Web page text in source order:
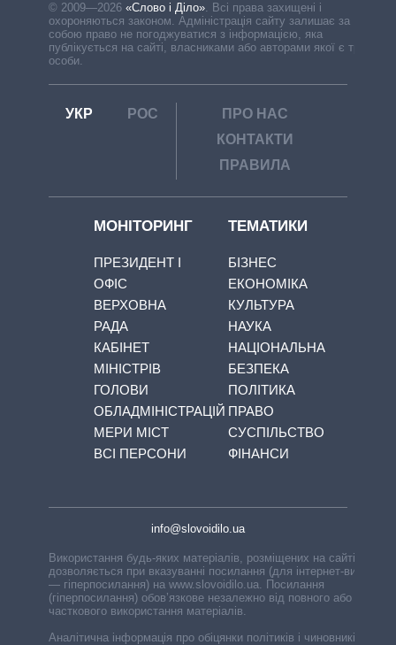
© 2009—2026 «Слово і Діло». Всі права захищені і
охороняються законом. Адміністрація сайту залишає за
собою право не погоджуватися з інформацією, яка
публікується на сайті, власниками або авторами якої є треті
особи.
УКР РОС
ПРО НАС
КОНТАКТИ
ПРАВИЛА
МОНІТОРИНГ
ПРЕЗИДЕНТ І
ОФІС
ВЕРХОВНА
РАДА
КАБІНЕТ
МІНІСТРІВ
ГОЛОВИ
ОБЛАДМІНІСТРАЦІЙ
МЕРИ МІСТ
ВСІ ПЕРСОНИ
ТЕМАТИКИ
БІЗНЕС
ЕКОНОМІКА
КУЛЬТУРА
НАУКА
НАЦІОНАЛЬНА
БЕЗПЕКА
ПОЛІТИКА
ПРАВО
СУСПІЛЬСТВО
ФІНАНСИ
info@slovoidilo.ua
Використання будь-яких матеріалів, розміщених на сайті,
дозволяється при вказуванні посилання (для інтернет-видань
— гіперпосилання) на www.slovoidilo.ua. Посилання
(гіперпосилання) обов’язкове незалежно від повного або
часткового використання матеріалів.
Аналітична інформація про обіцянки політиків і чиновників,